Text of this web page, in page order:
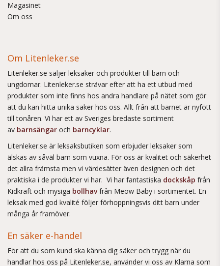
Magasinet
Om oss
Om Litenleker.se
Litenleker.se säljer leksaker och produkter till barn och
ungdomar. Litenleker.se strävar efter att ha ett utbud med
produkter som inte finns hos andra handlare på nätet som gör
att du kan hitta unika saker hos oss. Allt från att barnet är nyfött
till tonåren. Vi har ett av Sveriges bredaste sortiment
av barnsängar och barncyklar.
Litenleker.se är leksaksbutiken som erbjuder leksaker som
älskas av såväl barn som vuxna. För oss är kvalitet och säkerhet
det allra främsta men vi värdesätter även designen och det
praktiska i de produkter vi har. Vi har fantastiska dockskåp från
Kidkraft och mysiga bollhavfrån Meow Baby i sortimentet. En
leksak med god kvalité följer förhoppningsvis ditt barn under
många år framöver.
En säker e-handel
För att du som kund ska känna dig säker och trygg när du
handlar hos oss på Litenleker.se, använder vi oss av Klarna som